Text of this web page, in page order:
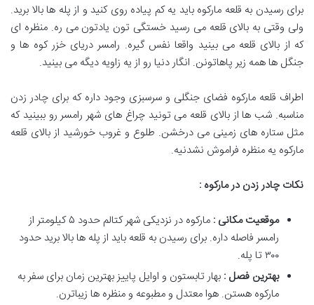
برای رسیدن به قلعه مارکوه باید یه کم پیاده روی کنید و از پله ها بالا برید.
ولی وقتی به بالای قلعه می رسید خستگی تون یادتون می ره. منظره ای
که از بالای قلعه می بینید واقعا نفس گیره. رامسر دریای خزر کوه ها و
جنگل ها همه زیر پاهاتونن. انگار دنیا رو از یه زاویه دیگه می بینید.
اطراف قلعه مارکوه فضای جنگلی و سرسبزی وجود داره که برای چادر زدن
مناسبه. شب ها از بالای قلعه می تونید چراغ های شهر رامسر رو ببینید که
مثل ستاره های زمینی می درخشن. طلوع و غروب خورشید از بالای قلعه
مارکوه یه منظره فراموش نشدنیه.
نکات چادر زدن در مارکوه :
موقعیت مکانی :
مارکوه در نزدیکی شهر کتالم حدود ۵ کیلومتر از
رامسر فاصله داره. برای رسیدن به قلعه باید از پله ها بالا برید حدود
۳۰۰ تا پله.
بهترین فصل : بهار تابستون و اوایل پاییز بهترین زمان برای سفر به
مارکوه هستن. هوا معتدل و مطبوعه و منظره ها زیباترن.